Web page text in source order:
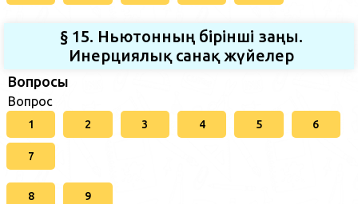
§ 15. Ньютонның бірінші заңы.
Инерциялық санақ жүйелер
Вопросы
Вопрос
1 2 3 4 5 6
7
8 9